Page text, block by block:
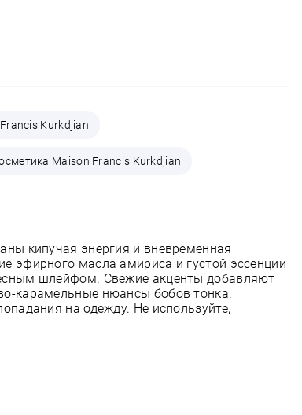
Kurkdjian
Maison Francis Kurkdjian
кипучая энергия и вневременная
эфирного масла амириса и густой эссенции
шлейфом. Свежие акценты добавляют
карамельные нюансы бобов тонка.
на одежду. Не используйте,